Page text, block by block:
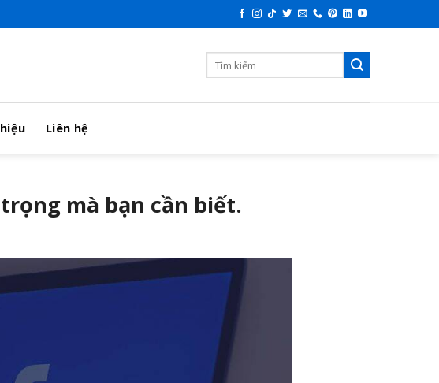
Liên hệ
mà bạn cần biết.